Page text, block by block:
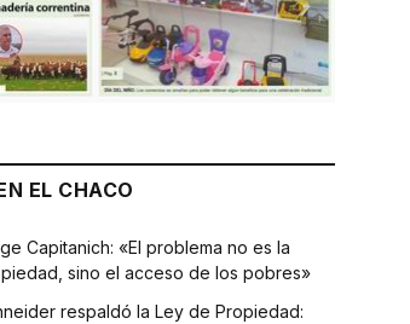
EL CHACO
Capitanich: «El problema no es la
sino el acceso de los pobres»
respaldó la Ley de Propiedad: